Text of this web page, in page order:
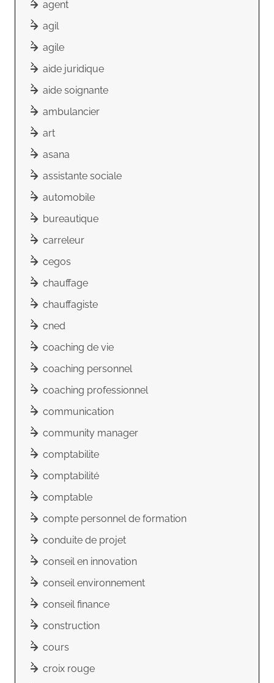
agent
agil
agile
aide juridique
aide soignante
ambulancier
art
asana
assistante sociale
automobile
bureautique
carreleur
cegos
chauffage
chauffagiste
cned
coaching de vie
coaching personnel
coaching professionnel
communication
community manager
comptabilite
comptabilité
comptable
compte personnel de formation
conduite de projet
conseil en innovation
conseil environnement
conseil finance
construction
cours
croix rouge